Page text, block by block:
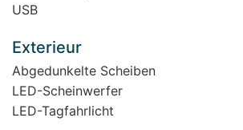
USB
Exterieur
Abgedunkelte Scheiben
LED-Scheinwerfer
LED-Tagfahrlicht